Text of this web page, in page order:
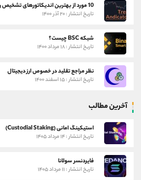
10 مورد از بهترین اندیکاتورهای تشخیص روند
تاریخ انتشار : ۲۰ آذر ۱۴۰۰
شبکه BSC چیست؟
تاریخ انتشار : ۱۸ مرداد ۱۴۰۰
نظر مراجع تقلید در خصوص ارز دیجیتال
تاریخ انتشار : ۱۵ اسفند ۱۴۰۰
آخرین مطالب
استیکینگ امانی (Custodial Staking)
تاریخ انتشار : ۱۴ مرداد ۱۴۰۵
فایردنسر سولانا
تاریخ انتشار : ۱۱ مرداد ۱۴۰۵